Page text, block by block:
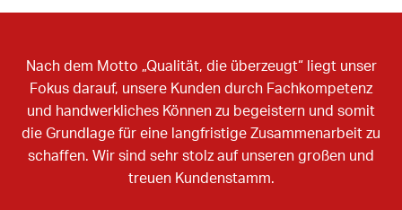
Nach dem Motto „Qualität, die überzeugt“ liegt unser
Fokus darauf, unsere Kunden durch Fachkompetenz
und handwerkliches Können zu begeistern und somit
die Grundlage für eine langfristige Zusammenarbeit zu
schaffen. Wir sind sehr stolz auf unseren großen und
treuen Kundenstamm.